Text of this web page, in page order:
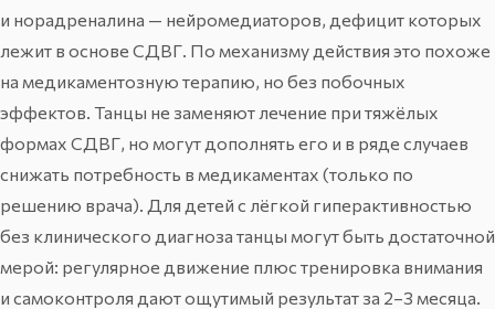
и норадреналина — нейромедиаторов, дефицит которых
лежит в основе СДВГ. По механизму действия это похоже
на медикаментозную терапию, но без побочных
эффектов. Танцы не заменяют лечение при тяжёлых
формах СДВГ, но могут дополнять его и в ряде случаев
снижать потребность в медикаментах (только по
решению врача). Для детей с лёгкой гиперактивностью
без клинического диагноза танцы могут быть достаточной
мерой: регулярное движение плюс тренировка внимания
и самоконтроля дают ощутимый результат за 2–3 месяца.